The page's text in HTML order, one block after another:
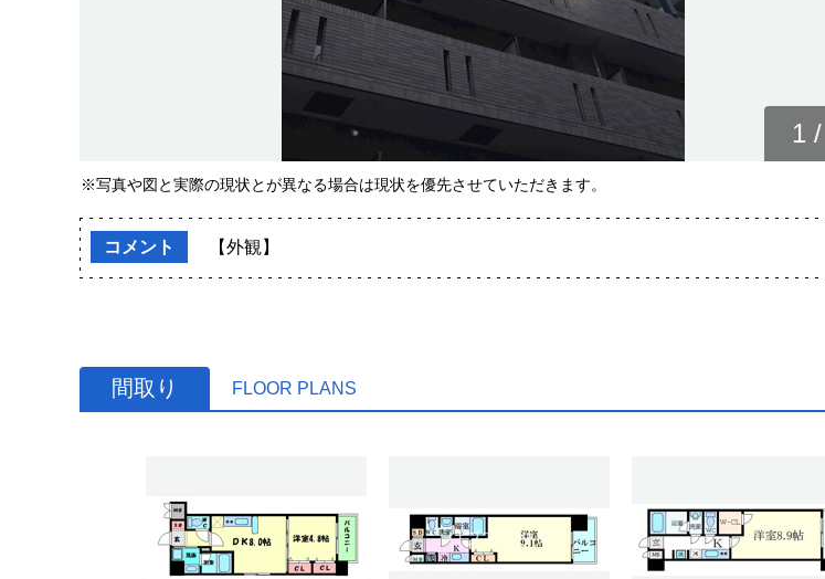
1 /
※写真や図と実際の現状とが異なる場合は現状を優先させていただきます。
コメント 【外観】
間取り FLOOR PLANS